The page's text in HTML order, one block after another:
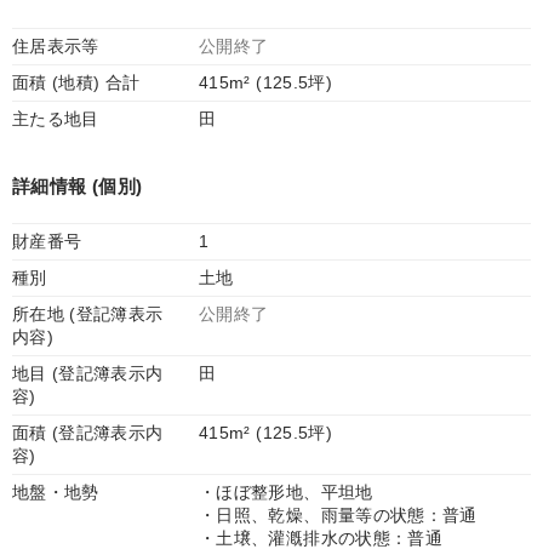
住居表示等
公開終了
面積 (地積) 合計
415m² (125.5坪)
主たる地目
田
詳細情報 (個別)
財産番号
1
種別
土地
所在地 (登記簿表示
内容)
公開終了
地目 (登記簿表示内
容)
田
面積 (登記簿表示内
容)
415m² (125.5坪)
地盤・地勢
・ほぼ整形地、平坦地
・日照、乾燥、雨量等の状態：普通
・土壌、灌漑排水の状態：普通